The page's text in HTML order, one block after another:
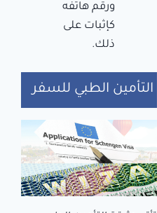
ورقم هاتفه
كإثبات على
ذلك.
التأمين الطبي للسفر